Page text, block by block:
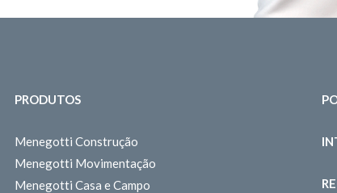
PRODUTOS
Menegotti Construção
Menegotti Movimentação
Menegotti Casa e Campo